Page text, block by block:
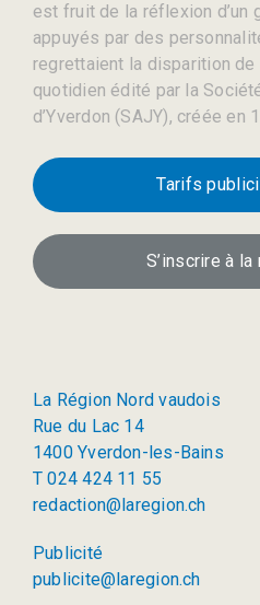
est fruit de la réflexion d’un
appuyés par des
regrettaient la disparition
quotidien édité par la
d’Yverdon (SAJY), créée en
Tarifs
S’inscrire à
La Région Nord vaudois
Rue du Lac 14
1400 Yverdon-les-Bains
T 024 424 11 55
redaction@laregion.ch
Publicité
publicite@laregion.ch